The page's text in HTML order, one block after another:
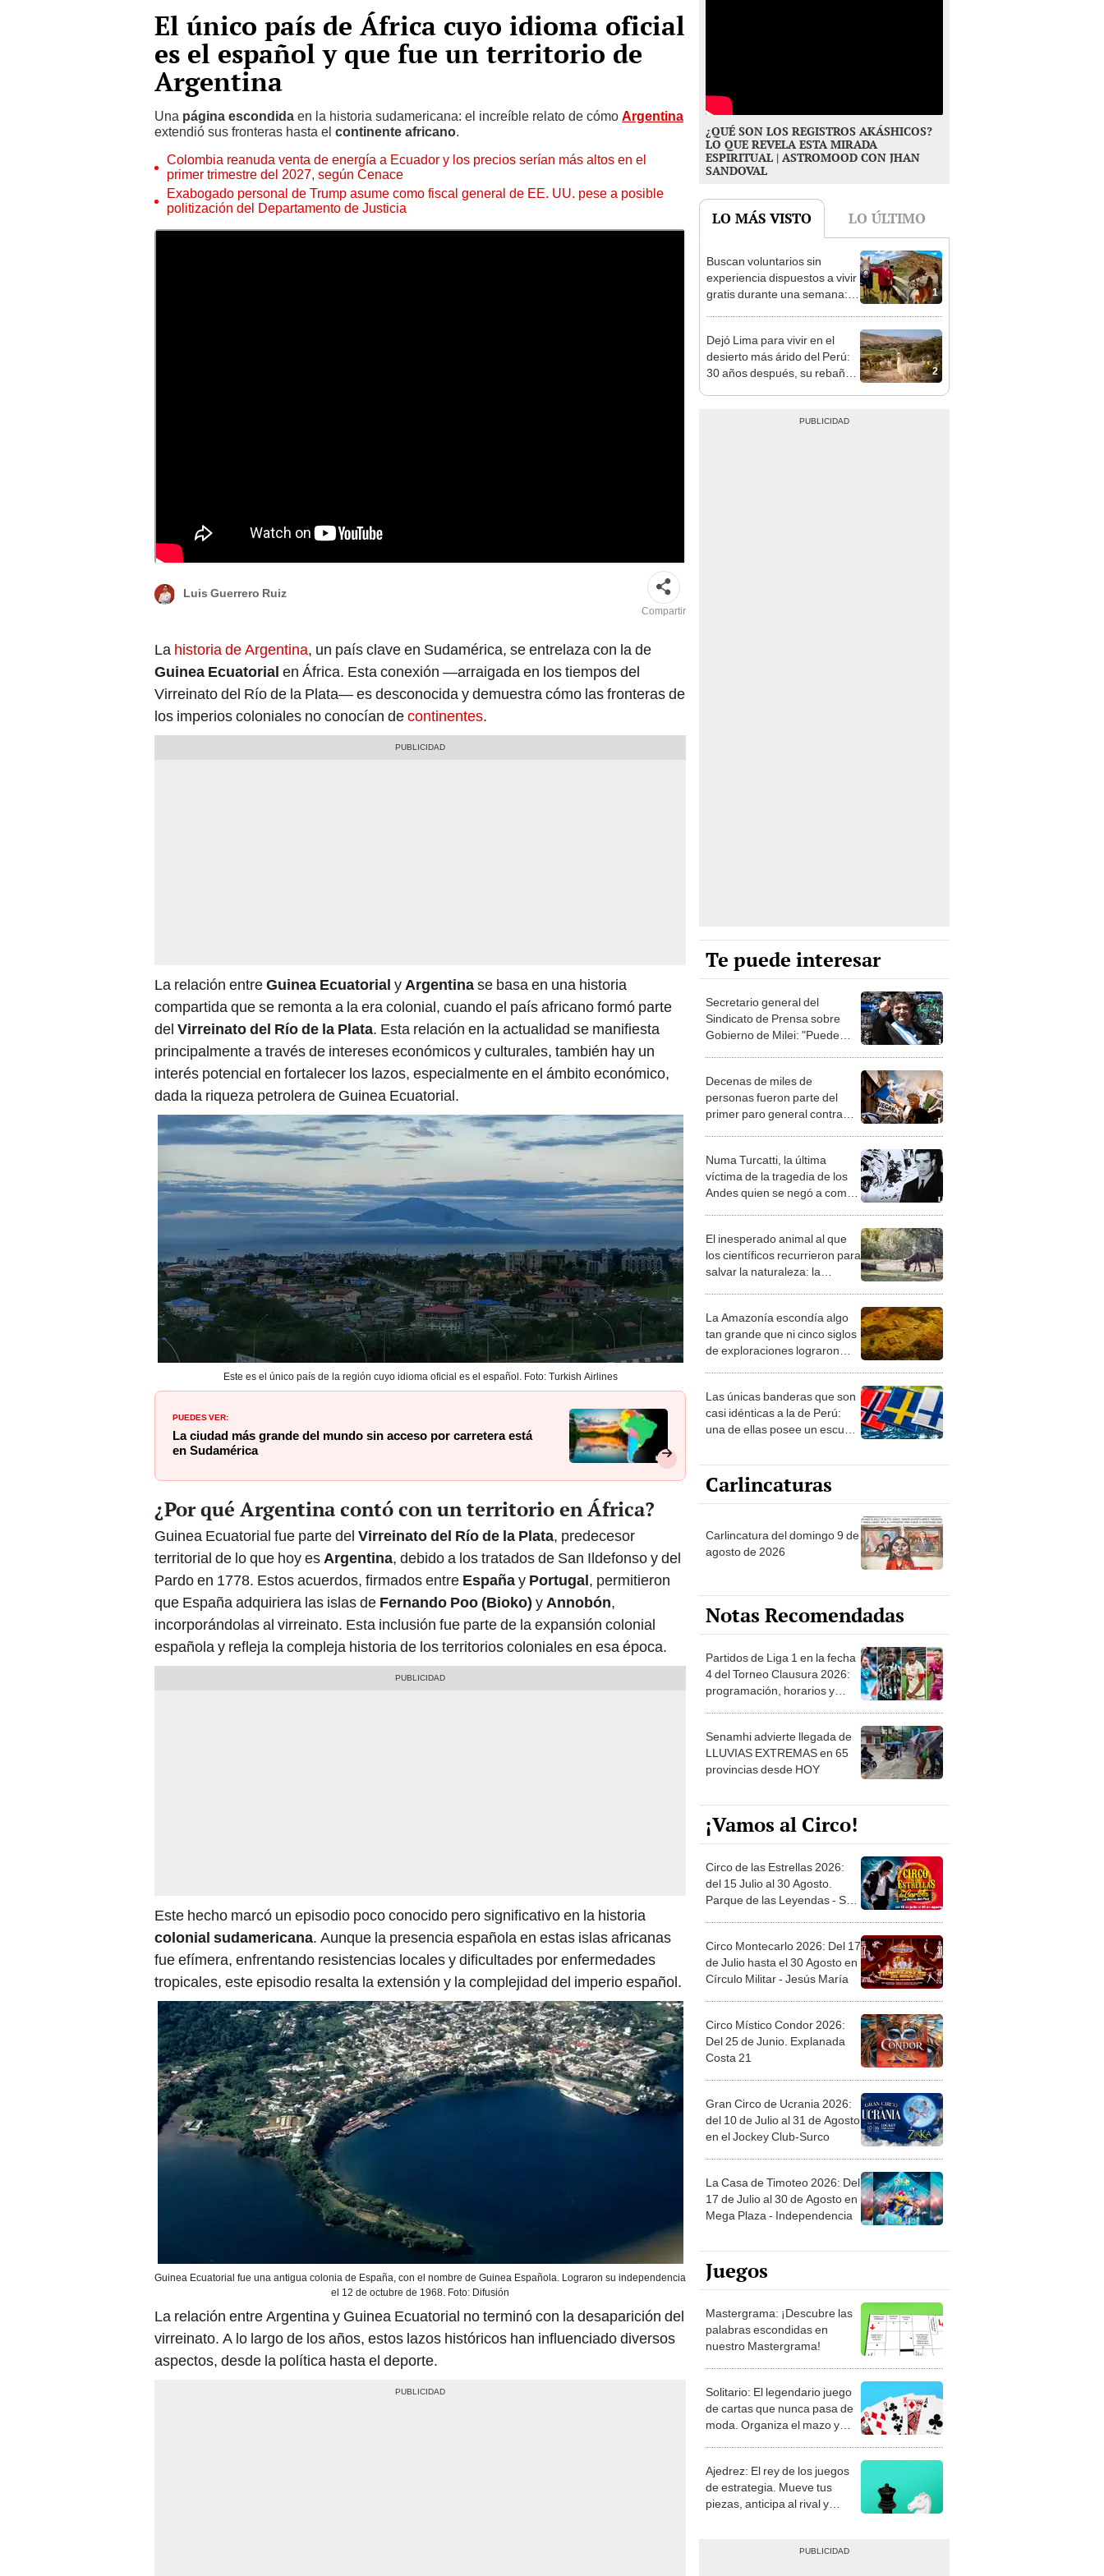
El único país de África cuyo idioma oficial
es el español y que fue un territorio de
Argentina
Una página escondida en la historia sudamericana: el increíble relato de cómo Argentina
extendió sus fronteras hasta el continente africano.
Colombia reanuda venta de energía a Ecuador y los precios serían más altos en el
primer trimestre del 2027, según Cenace
Exabogado personal de Trump asume como fiscal general de EE. UU. pese a posible
politización del Departamento de Justicia
Guinea Ecuatorial fue parte del Virreinato del Río de la Plata, predecesor territorial de lo que hoy es Argentina,
debido a los tratados de San Ildefonso y del Pardo en 1778. Foto: composición de Jazmin Ceras/LR/Freepik
Luis Guerrero Ruiz
Compartir
La historia de Argentina, un país clave en Sudamérica, se entrelaza con la de
Guinea Ecuatorial en África. Esta conexión —arraigada en los tiempos del
Virreinato del Río de la Plata— es desconocida y demuestra cómo las fronteras de
los imperios coloniales no conocían decontinentes.
La relación entreGuinea Ecuatorial y Argentinase basa en una historia
compartida que se remonta a la era colonial, cuando el país africano formó parte
del Virreinato del Río de la Plata. Esta relación en la actualidad se manifiesta
principalmente a través de intereses económicos y culturales, también hay un
interés potencial en fortalecer los lazos, especialmente en el ámbito económico,
dada la riqueza petrolera de Guinea Ecuatorial.
Este es el único país de la región cuyo idioma oficial es el español. Foto: Turkish Airlines
PUEDES VER:
La ciudad más grande del mundo sin acceso por carretera está
en Sudamérica
¿Por qué Argentina contó con un territorio en África?
Guinea Ecuatorial fue parte del Virreinato del Río de la Plata, predecesor
territorial de lo que hoy es Argentina, debido a los tratados de San Ildefonso y del
Pardo en 1778. Estos acuerdos, firmados entre Españay Portugal, permitieron
que España adquiriera las islas de Fernando Poo (Bioko) y Annobón,
incorporándolas al virreinato. Esta inclusión fue parte de la expansión colonial
española y refleja la compleja historia de los territorios coloniales en esa época.
Este hecho marcó un episodio poco conocido pero significativo en la historia
colonial sudamericana. Aunque la presencia española en estas islas africanas
fue efímera, enfrentando resistencias locales y dificultades por enfermedades
tropicales, este episodio resalta la extensión y la complejidad del imperio español.
Guinea Ecuatorial fue una antigua colonia de España, con el nombre de Guinea Española. Lograron su independencia
el 12 de octubre de 1968. Foto: Difusión
La relación entre Argentina y Guinea Ecuatorial no terminó con la desaparición del
virreinato. A lo largo de los años, estos lazos históricos han influenciado diversos
aspectos, desde la política hasta el deporte.
¿QUÉ SON LOS REGISTROS AKÁSHICOS?
LO QUE REVELA ESTA MIRADA
ESPIRITUAL | ASTROMOOD CON JHAN
SANDOVAL
LO MÁS VISTO LO ÚLTIMO
1
Buscan voluntarios sin
experiencia dispuestos a vivir
gratis durante una semana:
un refugio por 2 horas
2
Dejó Lima para vivir en el
desierto más árido del Perú:
30 años después, su rebaño
Te puede interesar
Secretario general del
Sindicato de Prensa sobre
Gobierno de Milei: "Puede
Decenas de miles de
personas fueron parte del
primer paro general contra
Numa Turcatti, la última
víctima de la tragedia de los
Andes quien se negó a comer
El inesperado animal al que
los científicos recurrieron para
salvar la naturaleza: la
desierto en un paisaje con
más vida
La Amazonía escondía algo
tan grande que ni cinco siglos
de exploraciones lograron
sabía sobre su pasado
Las únicas banderas que son
casi idénticas a la de Perú:
una de ellas posee un escudo
Carlincaturas
Carlincatura del domingo 9 de
agosto de 2026
Notas Recomendadas
Partidos de Liga 1 en la fecha
4 del Torneo Clausura 2026:
programación, horarios y
Senamhi advierte llegada de
LLUVIAS EXTREMAS en 65
provincias desde HOY
¡Vamos al Circo!
Circo de las Estrellas 2026:
del 15 Julio al 30 Agosto.
Parque de las Leyendas - San
Circo Montecarlo 2026: Del 17
de Julio hasta el 30 Agosto en
Círculo Militar - Jesús María
Circo Místico Condor 2026:
Del 25 de Junio. Explanada
Costa 21
Gran Circo de Ucrania 2026:
del 10 de Julio al 31 de Agosto
en el Jockey Club-Surco
La Casa de Timoteo 2026: Del
17 de Julio al 30 de Agosto en
Mega Plaza - Independencia
Juegos
Mastergrama: ¡Descubre las
palabras escondidas en
nuestro Mastergrama!
Solitario: El legendario juego
de cartas que nunca pasa de
moda. Organiza el mazo y
Ajedrez: El rey de los juegos
de estrategia. Mueve tus
piezas, anticipa al rival y